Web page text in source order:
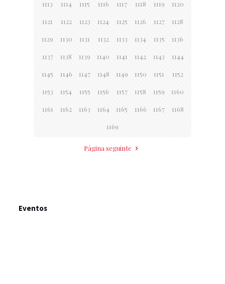
1113 1114 1115 1116 1117 1118 1119 1120
1121 1122 1123 1124 1125 1126 1127 1128
1129 1130 1131 1132 1133 1134 1135 1136
1137 1138 1139 1140 1141 1142 1143 1144
1145 1146 1147 1148 1149 1150 1151 1152
1153 1154 1155 1156 1157 1158 1159 1160
1161 1162 1163 1164 1165 1166 1167 1168
1169
Página seguinte
Eventos